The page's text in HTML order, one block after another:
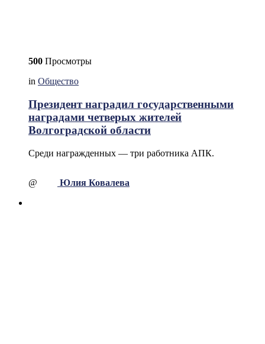
500 Просмотры
in Общество
Президент наградил государственными
наградами четверых жителей
Волгоградской области
Среди награжденных — три работника АПК.
@ Юлия Ковалева